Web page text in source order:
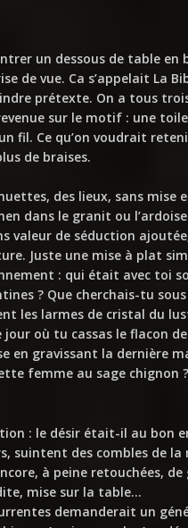
un dessous de table
de vue. Ca s’appelait La
prétexte. On a tous
sur le motif : une
fil. Ce qu’on voudrait
de braises.
des lieux, sans mise
dans le granit ou
valeur de séduction
Juste une mise à plat
: qui était avec toi
? Que cherchais-tu
les larmes de cristal du
jour où tu cassas le flacon
en gravissant la dernière
femme au sage chignon ?
: le désir était-il au bon
suintent des combles de
à peine retouchées,
mise sur la table…
demanderait un